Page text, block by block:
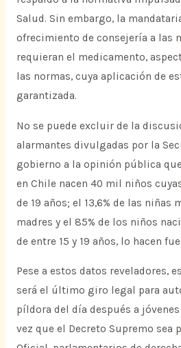
Salud. Sin embargo, la
ofrecimiento de consejería a las
requieran el medicamento,
las normas, cuya aplicación de
garantizada.
No se puede excluir de la
alarmantes divulgadas por la
gobierno a la opinión pública
en Chile nacen 40 mil niños
de 19 años; el 13,6% de las niñas
madres y el 85% de los niños
de entre 15 y 19 años, lo hacen
Pese a estos datos reveladores,
será el último giro legal para
píldora del día después a jóvenes
vez que el Decreto Supremo sea